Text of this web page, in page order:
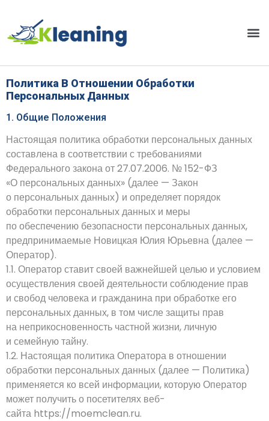
Политика В Отношении Обработки
Персональных Данных
1. Общие Положения
Настоящая политика обработки персональных данных
составлена в соответствии с требованиями
Федерального закона от 27.07.2006. № 152-ФЗ
«О персональных данных» (далее — Закон
о персональных данных) и определяет порядок
обработки персональных данных и меры
по обеспечению безопасности персональных данных,
предпринимаемые Новицкая Юлия Юрьевна (далее —
Оператор).
1.1. Оператор ставит своей важнейшей целью и условием
осуществления своей деятельности соблюдение прав
и свобод человека и гражданина при обработке его
персональных данных, в том числе защиты прав
на неприкосновенность частной жизни, личную
и семейную тайну.
1.2. Настоящая политика Оператора в отношении
обработки персональных данных (далее — Политика)
применяется ко всей информации, которую Оператор
может получить о посетителях веб-
сайта https://moemclean.ru.